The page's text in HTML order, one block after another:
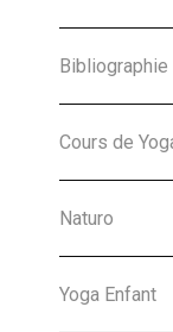
Bon
03-12-
Bibliographie
Cours de
Naturo
Yoga Enfant